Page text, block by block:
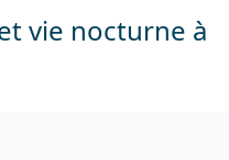
vie nocturne à